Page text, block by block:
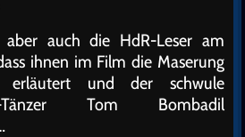
aber auch die HdR-Leser am
ihnen im Film die Maserung
und der schwule
Tänzer Tom Bombadil